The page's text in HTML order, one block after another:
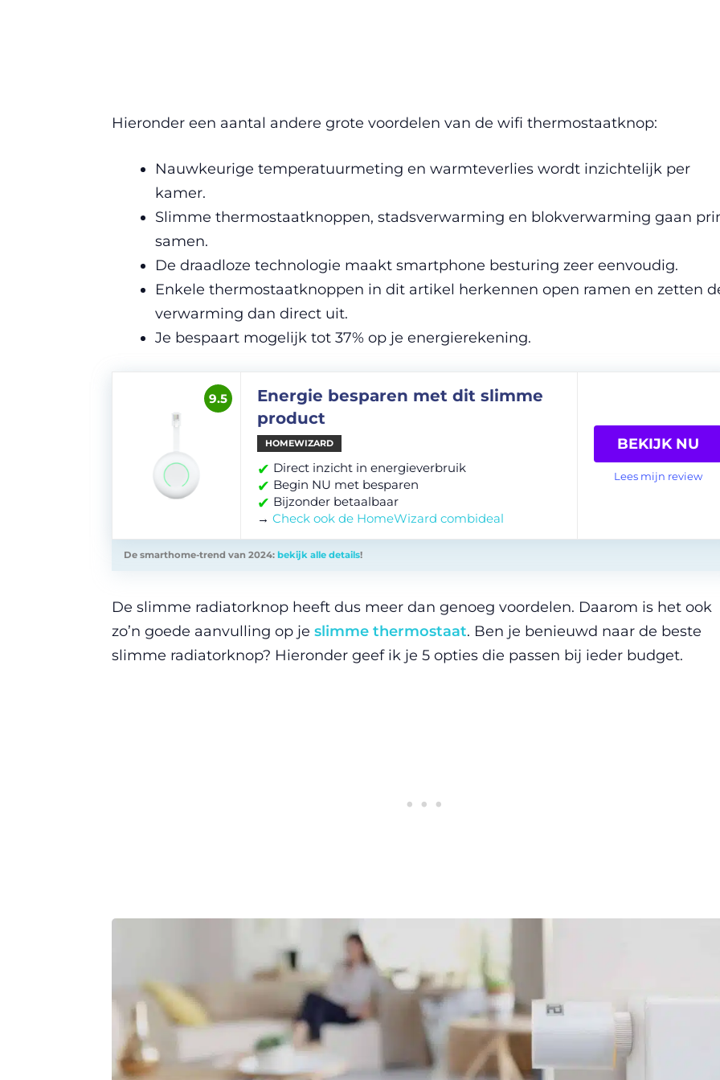
Hieronder een aantal andere grote voordelen van de wifi thermostaatknop:
Nauwkeurige temperatuurmeting en warmteverlies wordt inzichtelijk per
kamer.
Slimme thermostaatknoppen, stadsverwarming en blokverwarming gaan
samen.
De draadloze technologie maakt smartphone besturing zeer eenvoudig.
Enkele thermostaatknoppen in dit artikel herkennen open ramen en zetten
verwarming dan direct uit.
Je bespaart mogelijk tot 37% op je energierekening.
9.5
Energie besparen met dit slimme
product
HOMEWIZARD
✔ Direct inzicht in energieverbruik
✔ Begin NU met besparen
✔ Bijzonder betaalbaar
→ Check ook de HomeWizard combideal
BEKIJK NU
Lees mijn review
De smarthome-trend van 2024: bekijk alle details!
De slimme radiatorknop heeft dus meer dan genoeg voordelen. Daarom is het ook
zo’n goede aanvulling op je slimme thermostaat. Ben je benieuwd naar de beste
slimme radiatorknop? Hieronder geef ik je 5 opties die passen bij ieder budget.